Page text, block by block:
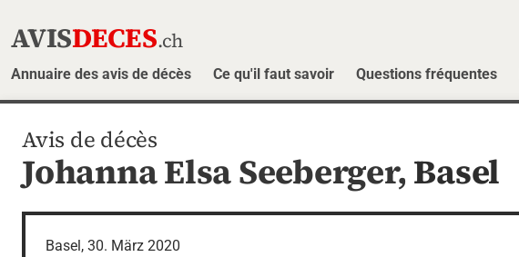
AVISDECES.ch
Annuaire des avis de décès Ce qu'il faut savoir Questions fréquentes
Avis de décès
Johanna Elsa Seeberger, Basel
Basel, 30. März 2020